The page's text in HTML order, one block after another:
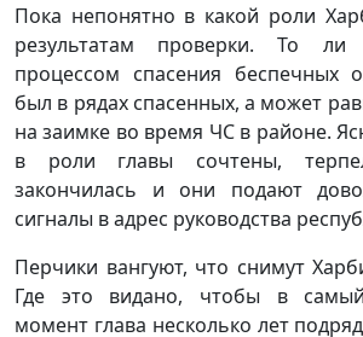
Пока непонятно в какой роли
результатам проверки. То ли
процессом спасения беспечных
был в рядах спасенных, а может
на заимке во время ЧС в районе.
в роли главы сочтены,
закончилась и они подают
сигналы в адрес руководства
Перчики вангуют, что снимут
Где это видано, чтобы в самый
момент глава несколько лет